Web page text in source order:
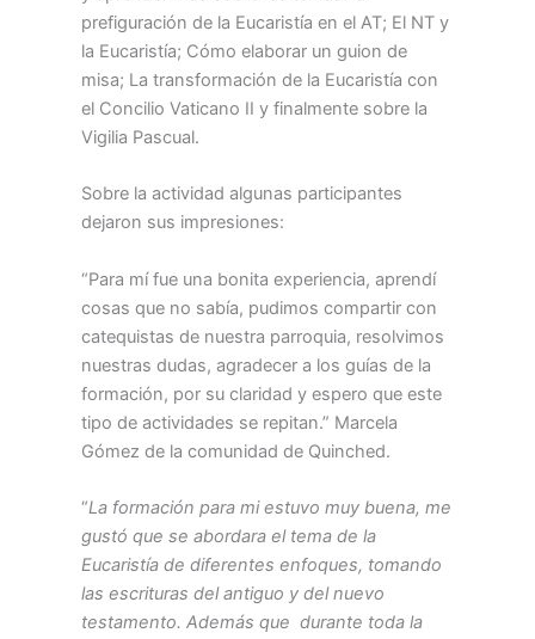
prefiguración de la Eucaristía en el AT; El NT y
la Eucaristía; Cómo elaborar un guion de
misa; La transformación de la Eucaristía con
el Concilio Vaticano II y finalmente sobre la
Vigilia Pascual.
Sobre la actividad algunas participantes
dejaron sus impresiones:
“Para mí fue una bonita experiencia, aprendí
cosas que no sabía, pudimos compartir con
catequistas de nuestra parroquia, resolvimos
nuestras dudas, agradecer a los guías de la
formación, por su claridad y espero que este
tipo de actividades se repitan.” Marcela
Gómez de la comunidad de Quinched.
“La formación para mi estuvo muy buena, me
gustó que se abordara el tema de la
Eucaristía de diferentes enfoques, tomando
las escrituras del antiguo y del nuevo
testamento. Además que durante toda la